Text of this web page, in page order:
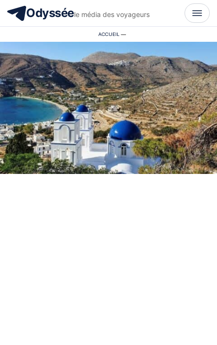
Odysséele média des voyageurs
ACCUEIL —